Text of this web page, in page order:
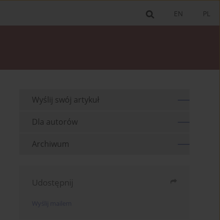
PL
EN
Wyślij swój artykuł
Dla autorów
Archiwum
Udostępnij